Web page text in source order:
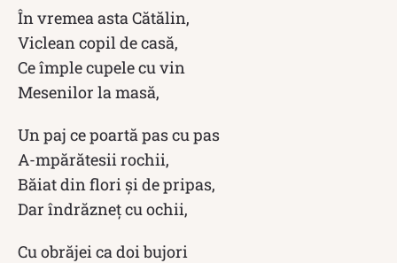
În vremea asta Cătălin,
Viclean copil de casă,
Ce împle cupele cu vin
Mesenilor la masă,
Un paj ce poartă pas cu pas
A-mpărătesii rochii,
Băiat din flori și de pripas,
Dar îndrăzneț cu ochii,
Cu obrăjei ca doi bujori